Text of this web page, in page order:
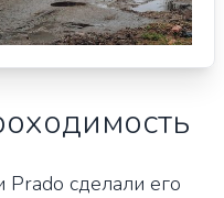
Prado сделали его